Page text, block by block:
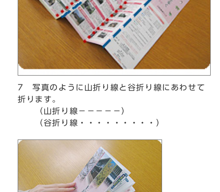
7 写真のように山折り線と谷折り線にあわせて
折ります。
（山折り線－－－－－）
（谷折り線・・・・・・・・・）